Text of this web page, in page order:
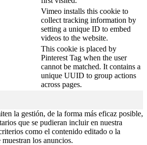
Vimeo installs this cookie to
collect tracking information by
setting a unique ID to embed
videos to the website.
This cookie is placed by
Pinterest Tag when the user
cannot be matched. It contains a
unique UUID to group actions
across pages.
la gestión, de la forma más eficaz posible,
que se pudieran incluir en nuestra
como el contenido editado o la
los anuncios.